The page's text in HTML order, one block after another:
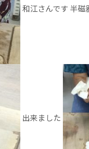
和江さんです 半
出来ました